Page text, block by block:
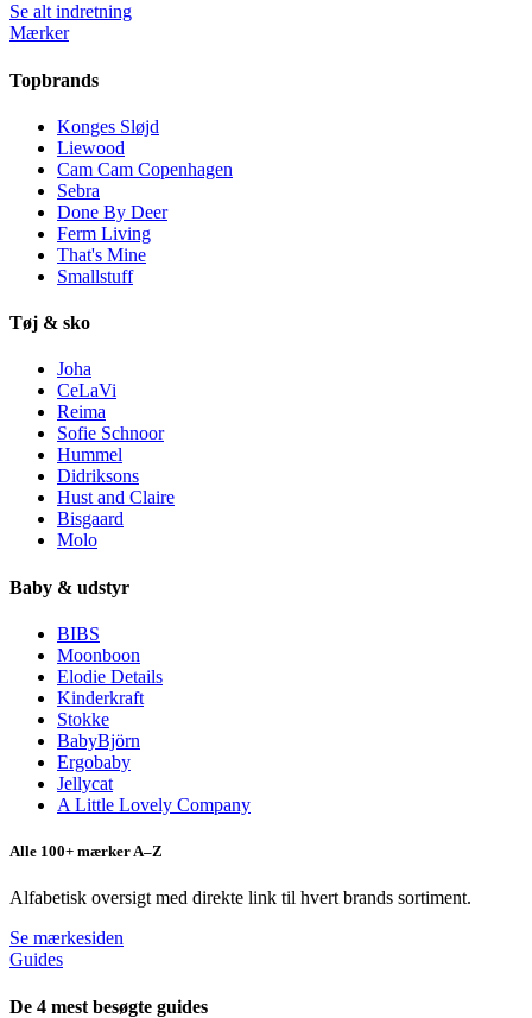
Se alt indretning
Mærker
Topbrands
Konges Sløjd
Liewood
Cam Cam Copenhagen
Sebra
Done By Deer
Ferm Living
That's Mine
Smallstuff
Tøj & sko
Joha
CeLaVi
Reima
Sofie Schnoor
Hummel
Didriksons
Hust and Claire
Bisgaard
Molo
Baby & udstyr
BIBS
Moonboon
Elodie Details
Kinderkraft
Stokke
BabyBjörn
Ergobaby
Jellycat
A Little Lovely Company
Alle 100+ mærker A–Z
Alfabetisk oversigt med direkte link til hvert brands sortiment.
Se mærkesiden
Guides
De 4 mest besøgte guides